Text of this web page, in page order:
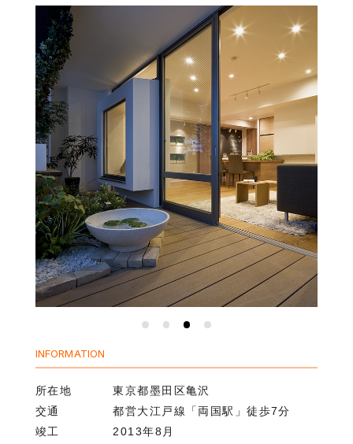
INFORMATION
所在地
東京都墨田区亀沢
交通
都営大江戸線「両国駅」徒歩7分
竣工
2013年8月